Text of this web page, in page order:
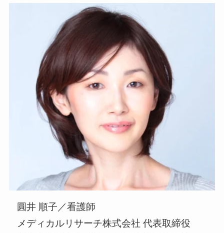
圓井 順⼦／看護師
メディカルリサーチ株式会社 代表取締役